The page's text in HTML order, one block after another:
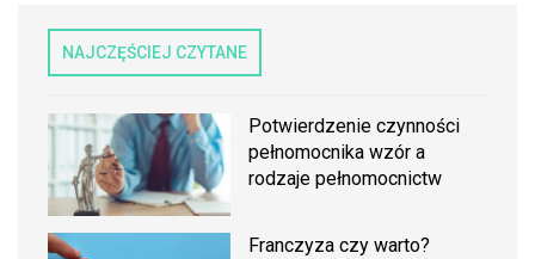
NAJCZĘŚCIEJ CZYTANE
Potwierdzenie czynności
pełnomocnika wzór a
rodzaje pełnomocnictw
Franczyza czy warto?